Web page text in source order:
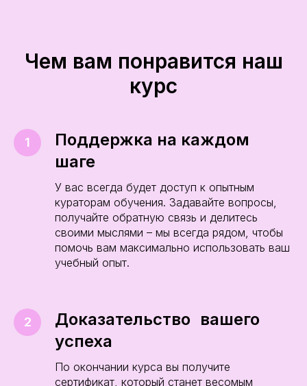
Чем вам понравится наш
курс
Поддержка на каждом
шаге
У вас всегда будет доступ к опытным
кураторам обучения. Задавайте вопросы,
получайте обратную связь и делитесь
своими мыслями – мы всегда рядом, чтобы
помочь вам максимально использовать ваш
учебный опыт.
Доказательство вашего
успеха
По окончании курса вы получите
сертификат, который станет весомым